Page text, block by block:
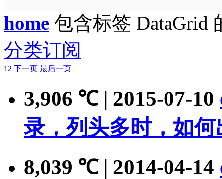
home 包含标签 DataGrid
分类订阅
1 2 下一页 最后一页
3,906 ℃ | 2015-07-10
录，列头多时，如
8,039 ℃ | 2014-04-14